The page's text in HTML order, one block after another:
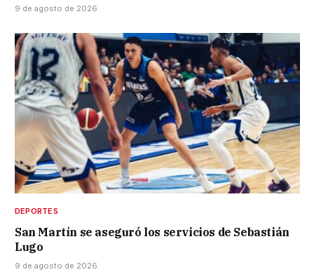
9 de agosto de 2026
DEPORTES
San Martín se aseguró los servicios de Sebastián
Lugo
9 de agosto de 2026